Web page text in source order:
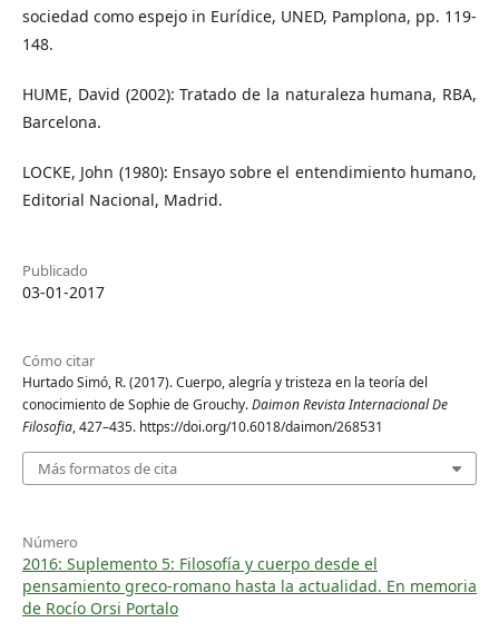
sociedad como espejo in Eurídice, UNED, Pamplona, pp. 119-
148.
HUME, David (2002): Tratado de la naturaleza humana, RBA,
Barcelona.
LOCKE, John (1980): Ensayo sobre el entendimiento humano,
Editorial Nacional, Madrid.
Publicado
03-01-2017
Cómo citar
Hurtado Simó, R. (2017). Cuerpo, alegría y tristeza en la teoría del
conocimiento de Sophie de Grouchy.Daimon Revista Internacional De
Filosofia, 427–435. https://doi.org/10.6018/daimon/268531
Más formatos de cita
Número
2016: Suplemento 5: Filosofía y cuerpo desde el
pensamiento greco-romano hasta la actualidad. En memoria
de Rocío Orsi Portalo